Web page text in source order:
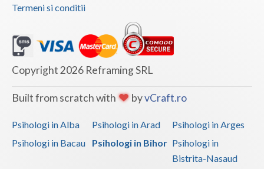
Termeni si conditii
Copyright 2026 Reframing SRL
Built from scratch with byvCraft.ro
Psihologi in Alba Psihologi in Arad
Psihologi in Arges
Psihologi in Bacau
Psihologi in Bihor Psihologi in
Bistrita-Nasaud